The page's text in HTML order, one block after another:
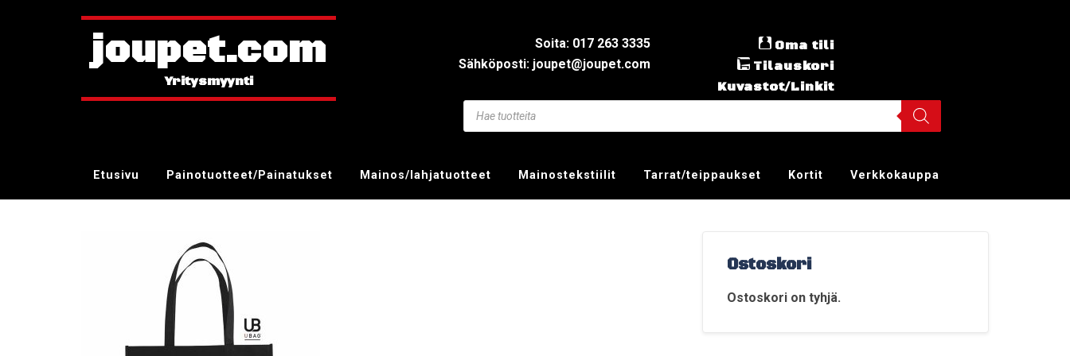
joupet.com
Soita: 017 263 3335
Sähköposti: joupet@joupet.com
Oma tili
Tilauskori
Kuvastot/Linkit
Etusivu Painotuotteet/Painatukset Mainos/lahjatuotteet Mainostekstiilit Tarrat/teippaukset Kortit Verkkokauppa
Ostoskori
Ostoskori on tyhjä.